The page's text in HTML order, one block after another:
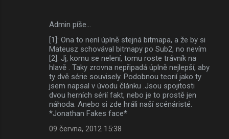
Admin píše…
[1]: Ona to není úplně stejná bitmapa, a že by si
Mateusz schovával bitmapy po Sub2, no nevím
[2]: Jj, komu se nelení, tomu roste trávník na
hlavě . Taky zrovna nepřipadá úplně nejlepší, aby
ty dvě série souvisely. Podobnou teorií jako ty
jsem napsal v úvodu článku .Jsou spojitosti
dvou herních sérií fakt, nebo je to prostě jen
náhoda. Anebo si zde hráli naší scénáristé.
*Jonathan Fakes face*
09 června, 2012 15:38